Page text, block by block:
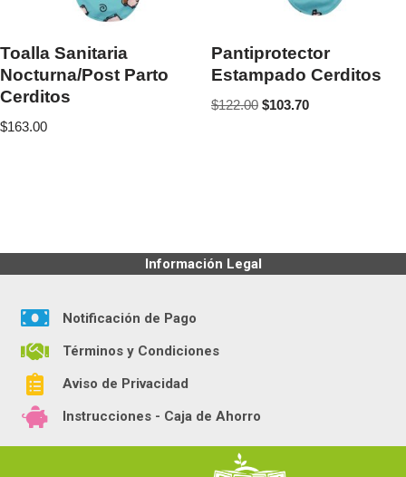
Toalla Sanitaria
Nocturna/Post Parto
Cerditos
$163.00
Pantiprotector
Estampado Cerditos
$122.00 $103.70
Información Legal
Notificación de Pago
Términos y Condiciones
Aviso de Privacidad
Instrucciones - Caja de Ahorro